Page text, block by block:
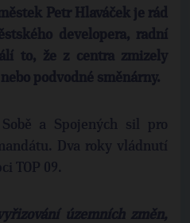
Petr Hlaváček je rád
developera, radní
to, že z centra zmizely
podvodné směnárny.
a Spojených sil pro
Dva roky vládnutí
TOP 09.
územních změn,